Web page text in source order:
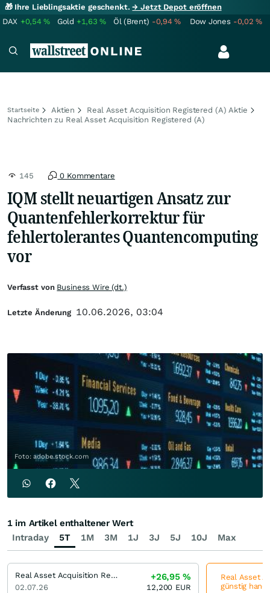
🎁 Ihre Lieblingsaktie geschenkt.→ Jetzt Depot eröffnen
DAX +0,54% Gold +1,63% Öl (Brent) -0,94% Dow Jones -0,02%
Startseite Aktien
Real Asset Acquisition Registered (A) Aktie
Nachrichten zu Real Asset Acquisition Registered (A)
145 0 Kommentare
IQM stellt neuartigen Ansatz zur
Quantenfehlerkorrektur für
fehlertolerantes Quantencomputing
vor
Foto: adobe.stock.com
Verfasst von Business Wire (dt.)
Letzte Änderung 10.06.2026, 03:04
Intraday 5T 1M 3M 1J 3J 5J 10J Max
1 im Artikel enthaltener Wert
Real Asset Acquisition Registered (A)
02.07.26
+26,95%
12,200 EUR
Real Asset
günstig